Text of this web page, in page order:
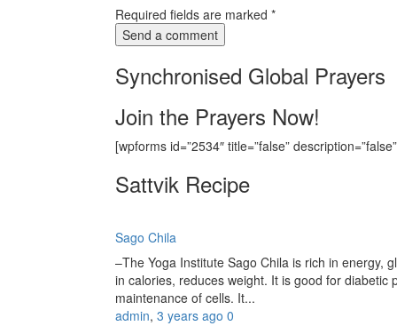
Required fields are marked *
Synchronised Global Prayers
Join the Prayers Now!
[wpforms id=”2534″ title=”false”
Sattvik Recipe
Sago Chila
–The Yoga Institute Sago Chila is rich in energy,
in calories, reduces weight. It is good for
maintenance of cells. It...
admin, 3 years ago 0